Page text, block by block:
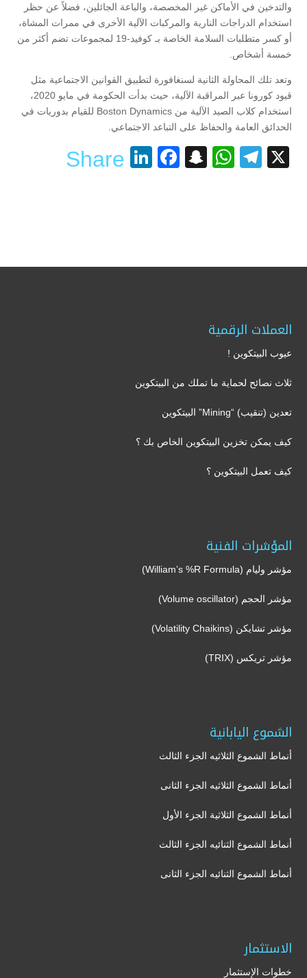
والتدخين في الأماكن غير المخصصة، والباعة الجائلين، فضلاً عن حظر
استخدام الدراجات النارية والمركبات الآلية الأخرى في ممرات المشاة،
أو كسر متطلبات السلامة الخاصة بـ كوفيد-19 لمجموعات تضم أكثر من
خمسة أشخاص.
وتعد تلك المحاولة الثانية لسنغافورة لتطبيق القوانين الاجتماعية مثل
قيود كورونا عبر المراقبة الآلية، حيث بدأت الحكومة في مايو 2020،
استخدام كلاب الصيد الآلية من Boston Dynamics للقيام بدوريات في
الحدائق العامة والحفاظ على التباعد الاجتماعي.
X
Telegram
WhatsApp
Snapchat
Facebook
LinkedIn
Share
العملات الرقمية
عيوب البيتكوين !
ثلاث نصائح لحماية ما تملك من البيتكوين
تعدين (تنقيب) “Mining” البيتكوين
كيف يمكن تخزين البيتكوين الخاص بك ؟
كيف تعمل البيتكوين ؟
المؤشرات الفنية
مؤشر وليام (William’s %R Formula)
مؤشر الحجم (Volume oscillator)
مؤشر تشايكن (Volatility Chaikins)
مؤشر تريكس (TRIX)
الشموع اليابانية
أنماط الشموع الثلاثيه الجزء الثالث
أنماط الشموع الثلاثيه الجزء الثانى
أنماط الشموع الثلاثية الجزء الأول
أنماط الشموع الثنائيه الجزء الثالث
أنماط الشموع الثنائيه الجزء الثانى
الاستثمار
خطوات الإستثمار